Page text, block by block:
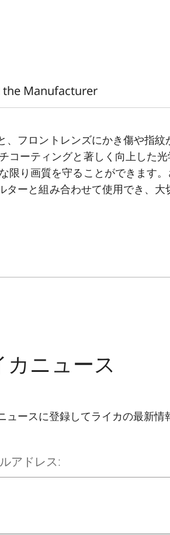
Manufacturer
、フロントレンズにかき傷や指紋
コーティングと著しく向上した
限り画質を守ることができます。
ターと組み合わせて使用でき、
カニュース
ュースに登録してライカの最新情